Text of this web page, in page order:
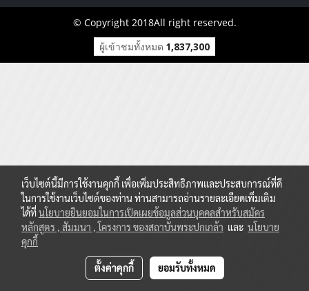
© Copyright 2018All right reserved.
ผู้เข้าชมทั้งหมด 1,837,300
เว็บไซต์นี้มีการใช้งานคุกกี้ เพื่อเพิ่มประสิทธิภาพและประสบการณ์ที่ดี
ในการใช้งานเว็บไซต์ของท่าน ท่านสามารถอ่านรายละเอียดเพิ่มเติม
ได้ที่นโยบายยินยอมในการเปิดเผยข้อมูลส่วนบุคคลสำหรับสมัคร
หลักสูตร , สัมมนา , โครงการ ของสถาบันพระปกเกล้า และ นโยบาย
คุกกี้
ตั้งค่าคุกกี้ ยอมรับทั้งหมด